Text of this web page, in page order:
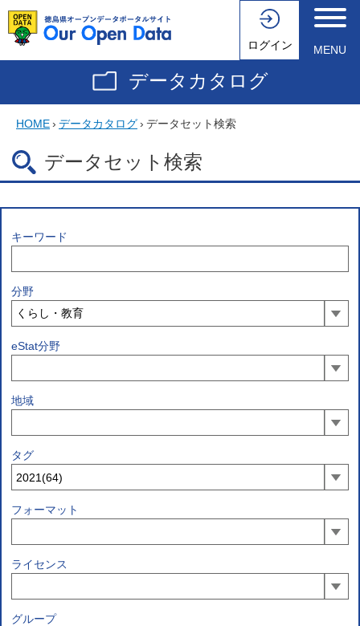
ログイン MENU
データカタログ
HOME› データカタログ› データセット検索
データセット検索
キーワード
分野
eStat分野
地域
タグ
フォーマット
ライセンス
グループ